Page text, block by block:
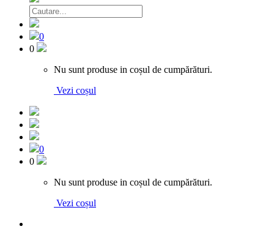
0
0
Nu sunt produse in coșul de cumpărături.
Vezi coșul
0
0
Nu sunt produse in coșul de cumpărături.
Vezi coșul